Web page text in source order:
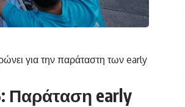
για την παράταστη των early
Παράταση early